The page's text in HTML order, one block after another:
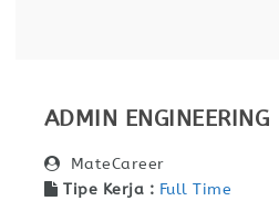
ADMIN ENGINEERING
MateCareer
Tipe Kerja : Full Time